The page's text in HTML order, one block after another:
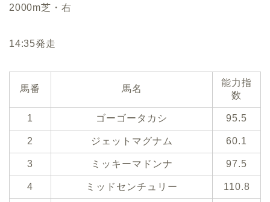
2000m芝・右
14:35発走
馬番 馬名
能力指
数
1 ゴーゴータカシ 95.5
2 ジェットマグナム 60.1
3 ミッキーマドンナ 97.5
4 ミッドセンチュリー 110.8